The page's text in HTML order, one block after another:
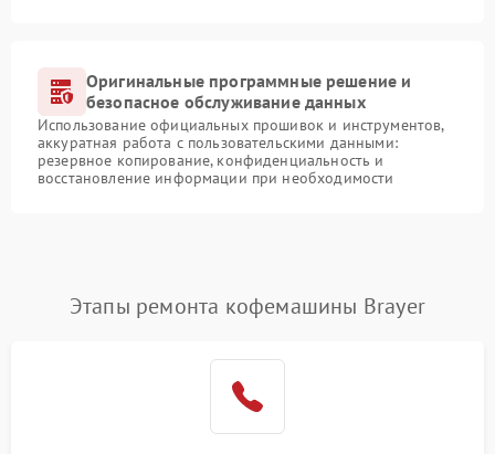
Оригинальные программные решение и
безопасное обслуживание данных
Использование официальных прошивок и инструментов,
аккуратная работа с пользовательскими данными:
резервное копирование, конфиденциальность и
восстановление информации при необходимости
Этапы ремонта кофемашины Brayer